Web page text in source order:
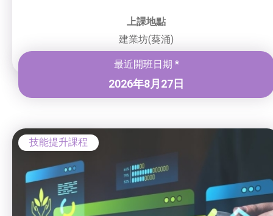
上課地點
建業坊(葵涌)
最近開班日期 *
2026年8月27日
技能提升課程